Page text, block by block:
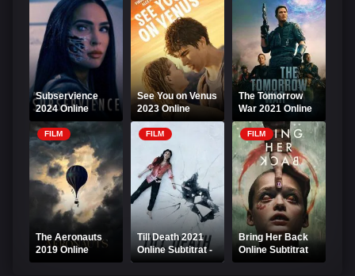
Subservience
2024 Online
Subtitrat
See You on Venus
2023 Online
Subtitrat – Ne
vedem pe Venus
The Tomorrow
War 2021 Online
Subtitrat
FILM
The Aeronauts
2019 Online
Subtitrat
FILM
Till Death 2021
Online Subtitrat -
Până la moarte
FILM
Bring Her Back
Online Subtitrat
HD - Să o aduci